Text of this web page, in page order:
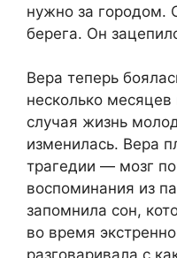
нужно за городом.
берега. Он
Вера теперь
несколько месяцев
случая жизнь
изменилась. Вера
трагедии — мозг
воспоминания из
запомнила сон,
во время